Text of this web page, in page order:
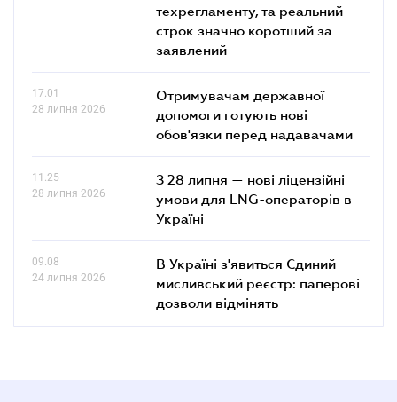
техрегламенту, та реальний
строк значно коротший за
заявлений
17.01
28 липня 2026
Отримувачам державної
допомоги готують нові
обов'язки перед надавачами
11.25
28 липня 2026
З 28 липня — нові ліцензійні
умови для LNG-операторів в
Україні
09.08
24 липня 2026
В Україні з'явиться Єдиний
мисливський реєстр: паперові
дозволи відмінять